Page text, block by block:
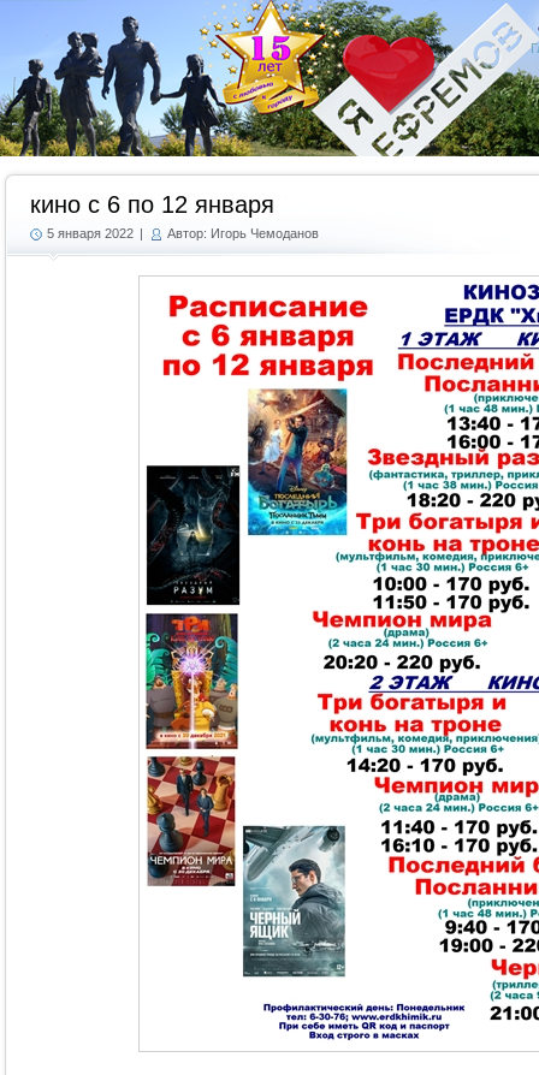
кино с 6 по 12 января
5 января 2022 | Автор: Игорь Чемоданов